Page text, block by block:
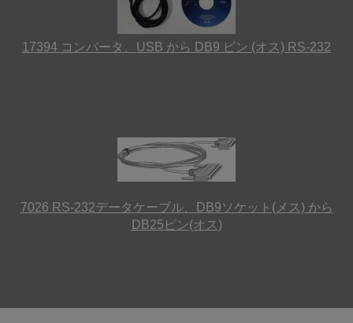
17394 コンバータ、USB から DB9 ピン (オス) RS-232
7026 RS-232データケーブル、DB9ソケット(メス) から
DB25ピン(オス)